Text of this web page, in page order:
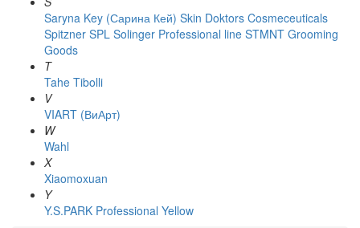
Saryna Key (Сарина Кей) Skin Doktors Cosmeceuticals
Spitzner SPL Solinger Professional line STMNT Grooming
Goods
T
Tahe Tibolli
V
VIART (ВиАрт)
W
Wahl
X
Xiaomoxuan
Y
Y.S.PARK Professional Yellow